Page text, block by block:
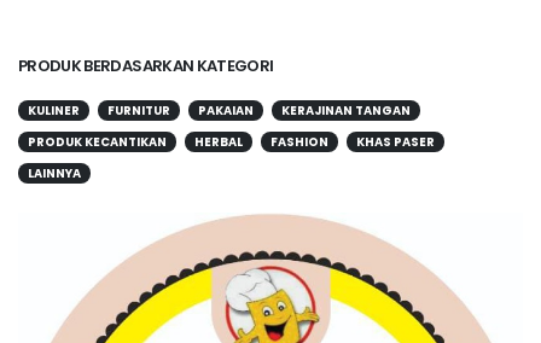
PRODUK BERDASARKAN KATEGORI
KULINER FURNITUR PAKAIAN
KERAJINAN TANGAN
PRODUK KECANTIKAN
HERBAL FASHION
KHAS PASER
LAINNYA